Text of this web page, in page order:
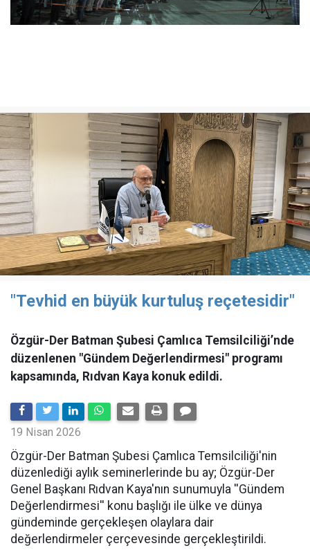
"Tevhid en büyük kurtuluş reçetesidir"
Özgür-Der Batman Şubesi Çamlıca Temsilciliği’nde
düzenlenen "Gündem Değerlendirmesi" programı
kapsamında, Rıdvan Kaya konuk edildi.
19 Nisan 2026
​Özgür-Der Batman Şubesi Çamlıca Temsilciliği'nin
düzenlediği aylık seminerlerinde bu ay; Özgür-Der
Genel Başkanı Rıdvan Kaya'nın sunumuyla ''Gündem
Değerlendirmesi'' konu başlığı ile ülke ve dünya
gündeminde gerçekleşen olaylara dair
değerlendirmeler çerçevesinde gerçekleştirildi.